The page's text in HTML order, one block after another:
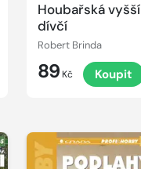
Houbařská vyšší
dívčí
Robert Brinda
89 Kč Koupit